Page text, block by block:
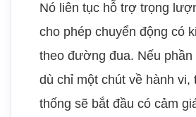
Nó liên tục hỗ trợ trọng
cho phép chuyển động có
theo đường đua. Nếu phần
dù chỉ một chút về hành vi,
thống sẽ bắt đầu có cảm